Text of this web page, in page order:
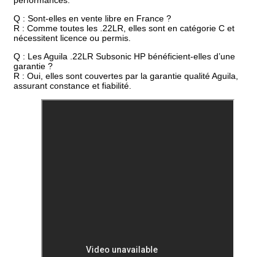
Q : Sont-elles en vente libre en France ?
R : Comme toutes les .22LR, elles sont en catégorie C et
nécessitent licence ou permis.
Q : Les Aguila .22LR Subsonic HP bénéficient-elles d’une
garantie ?
R : Oui, elles sont couvertes par la garantie qualité Aguila,
assurant constance et fiabilité.